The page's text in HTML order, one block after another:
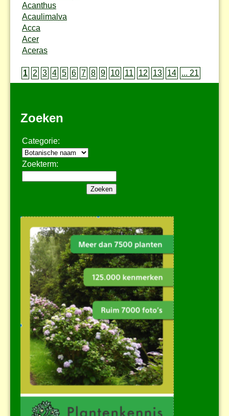
Acanthus
Acaulimalva
Acca
Acer
Aceras
1 2 3 4 5 6 7 8 9 10 11 12 13 14 ... 21
Zoeken
Categorie:
Zoekterm: